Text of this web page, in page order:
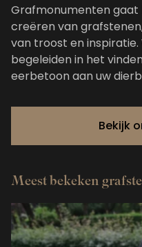
Grafmonumenten
creëren van
van troost en
begeleiden in het
eerbetoon aan uw
Bekijk
Meest bekeken